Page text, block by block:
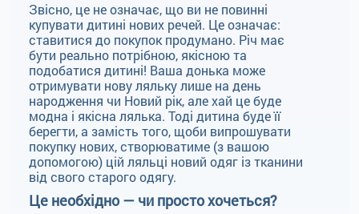
Звісно, це не означає, що ви не повинні
купувати дитині нових речей. Це означає:
ставитися до покупок продумано. Річ має
бути реально потрібною, якісною та
подобатися дитині! Ваша донька може
отримувати нову ляльку лише на день
народження чи Новий рік, але хай це буде
модна і якісна лялька. Тоді дитина буде її
берегти, а замість того, щоби випрошувати
покупку нових, створюватиме (з вашою
допомогою) цій ляльці новий одяг із тканини
від свого старого одягу.
Це необхідно — чи просто хочеться?